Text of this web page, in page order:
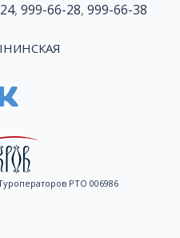
, 999-66-28, 999-66-38
РТО 006986